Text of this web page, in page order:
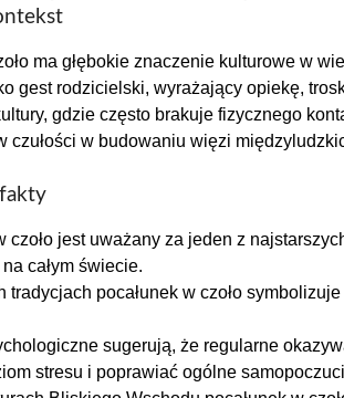
ma głębokie znaczenie kulturowe w
gest rodzicielski, wyrażający opiekę,
gdzie często brakuje fizycznego
czułości w budowaniu więzi
czoło jest uważany za jeden z
całym świecie.
tradycjach pocałunek w czoło
sugerują, że regularne
stresu i poprawiać ogólne